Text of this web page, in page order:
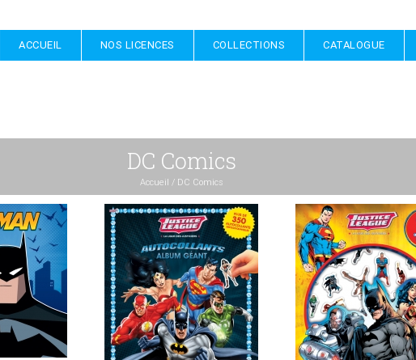
ACCUEIL NOS LICENCES COLLECTIONS CATALOGUE
DC Comics
Accueil / DC Comics